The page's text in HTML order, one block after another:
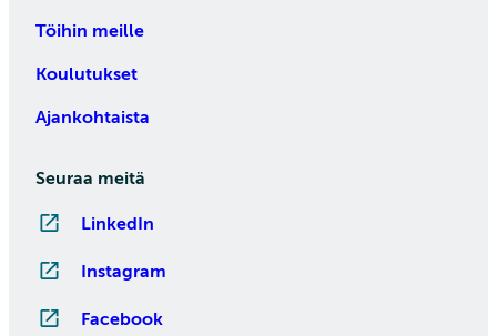
Töihin meille
Koulutukset
Ajankohtaista
Seuraa meitä
LinkedIn
Instagram
Facebook